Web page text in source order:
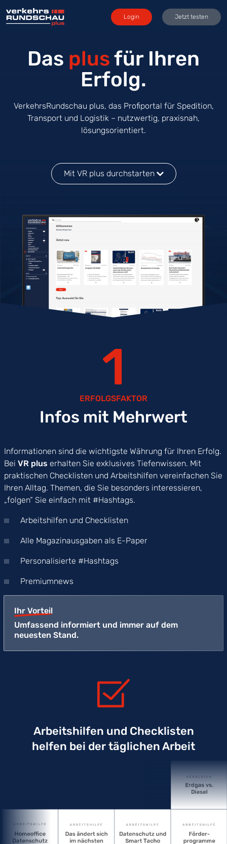
Login Jetzt testen
Das plusfür Ihren
Erfolg.
VerkehrsRundschau plus, das Profiportal für Spedition,
Transport und Logistik – nutzwertig, praxisnah,
lösungsorientiert.
Mit VR plus durchstarten
1
ERFOLGSFAKTOR
Infos mit Mehrwert
Informationen sind die wichtigste Währung für Ihren Erfolg.
Bei VR plus erhalten Sie exklusives Tiefenwissen. Mit
praktischen Checklisten und Arbeitshilfen vereinfachen Sie
Ihren Alltag. Themen, die Sie besonders interessieren,
„folgen“ Sie einfach mit #Hashtags.
Arbeitshilfen und Checklisten
Alle Magazinausgaben als E-Paper
Personalisierte #Hashtags
Premiumnews
Ihr Vorteil
Umfassend informiert und immer auf dem
neuesten Stand.
Arbeitshilfen und Checklisten
helfen bei der täglichen Arbeit